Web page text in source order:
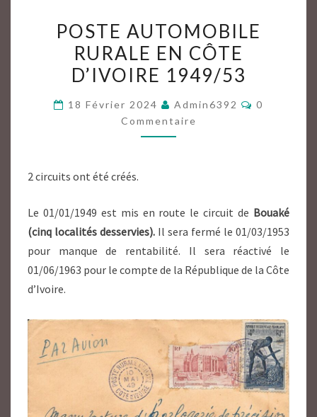
AUTOMOBILE
RURALE
EN
D’IVOIRE
POSTE AUTOMOBILE
RURALE EN CÔTE
D’IVOIRE 1949/53
18 Février 2024 Admin6392
0
Commentaire
2 circuits ont été créés.
Le 01/01/1949 est mis en route le circuit de Bouaké
(cinq localités desservies). Il sera fermé le 01/03/1953
pour manque de rentabilité. Il sera réactivé le
01/06/1963 pour le compte de la République de la Côte
d’Ivoire.